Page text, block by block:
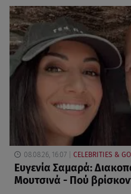
08.08.26, 16:07 CELEBRITIES &
Ευγενία Σαμαρά:
Μουτσινά - Πού